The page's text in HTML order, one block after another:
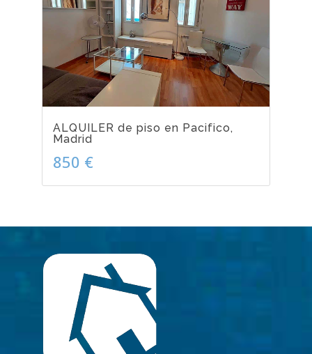
ALQUILER de piso en Pacifico,
Madrid
850 €